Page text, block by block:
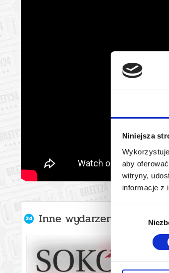
Niniejsza
aby
witryny,
informacje z
Inne wydarzenia